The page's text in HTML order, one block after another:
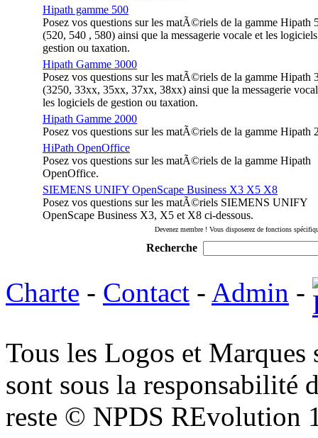
Hipath gamme 500
Posez vos questions sur les matÃ©riels de la gamme Hipath
(520, 540 , 580) ainsi que la messagerie vocale et les
gestion ou taxation.
Hipath Gamme 3000
Posez vos questions sur les matÃ©riels de la gamme Hipath
(3250, 33xx, 35xx, 37xx, 38xx) ainsi que la messagerie
les logiciels de gestion ou taxation.
Hipath Gamme 2000
Posez vos questions sur les matÃ©riels de la gamme Hipath
HiPath OpenOffice
Posez vos questions sur les matÃ©riels de la gamme Hipath
OpenOffice.
SIEMENS UNIFY OpenScape Business X3 X5 X8
Posez vos questions sur les matÃ©riels SIEMENS UNIFY
OpenScape Business X3, X5 et X8 ci-dessous.
Devenez membre ! Vous disposerez de fonctions
Recherche
Charte - Contact - Admin -
Tous les Logos et Marques
sont sous la responsabilité
reste © NPDS REvolution